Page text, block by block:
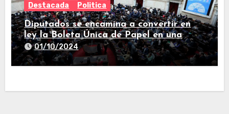
Destacada Politica
Diputados se encamina a convertir en
ley la Boleta Única de Papel en una
larga sesión
01/10/2024